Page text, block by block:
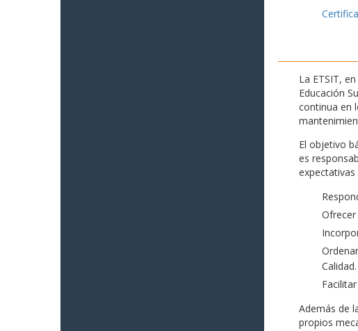
La ETSIT,
Educación
continua en
El objetivo
es
Ofrecer
Calidad.
Además de
propios